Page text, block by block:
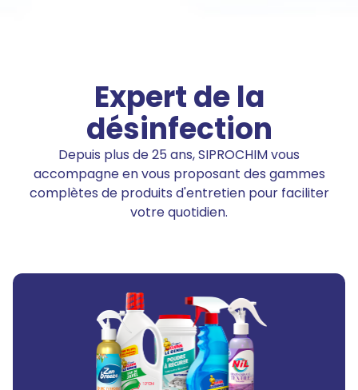
Expert de la
désinfection
Depuis plus de 25 ans, SIPROCHIM vous
accompagne en vous proposant des gammes
complètes de produits d'entretien pour faciliter
votre quotidien.